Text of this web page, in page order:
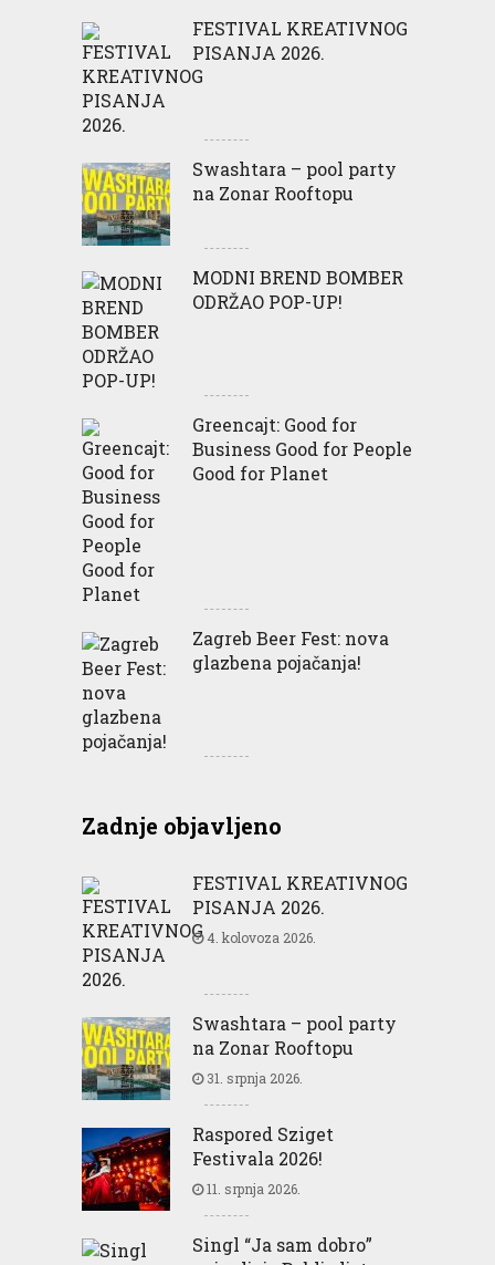
FESTIVAL KREATIVNOG
PISANJA 2026.
Swashtara – pool party
na Zonar Rooftopu
MODNI BREND BOMBER
ODRŽAO POP-UP!
Greencajt: Good for
Business Good for People
Good for Planet
Zagreb Beer Fest: nova
glazbena pojačanja!
Zadnje objavljeno
FESTIVAL KREATIVNOG
PISANJA 2026.
4. kolovoza 2026.
Swashtara – pool party
na Zonar Rooftopu
31. srpnja 2026.
Raspored Sziget
Festivala 2026!
11. srpnja 2026.
Singl “Ja sam dobro”